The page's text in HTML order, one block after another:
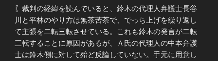
〖裁判の経緯を読んでいると、鈴木の代理人弁護士長谷
川と平林のやり方は無茶苦茶で、でっち上げを繰り返し
て主張を二転三転させている。これも鈴木の発言が二転
三転することに原因があるが、Ａ氏の代理人の中本弁護
士は鈴木側に対して殆ど反論していない。手元に用意し